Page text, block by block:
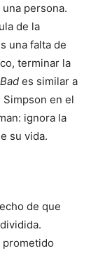
persona.
de la
una falta de
terminar la
Bad es similar a
en el
ignora la
su vida.
de que
prometido